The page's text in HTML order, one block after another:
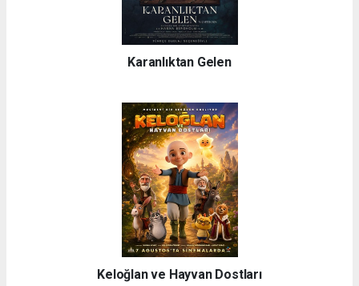
Karanlıktan Gelen
Keloğlan ve Hayvan Dostları